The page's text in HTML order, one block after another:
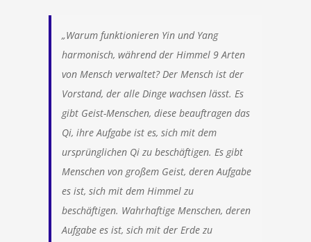
„Warum funktionieren Yin und Yang
harmonisch, während der Himmel 9 Arten
von Mensch verwaltet? Der Mensch ist der
Vorstand, der alle Dinge wachsen lässt. Es
gibt Geist-Menschen, diese beauftragen das
Qi, ihre Aufgabe ist es, sich mit dem
ursprünglichen Qi zu beschäftigen. Es gibt
Menschen von großem Geist, deren Aufgabe
es ist, sich mit dem Himmel zu
beschäftigen. Wahrhaftige Menschen, deren
Aufgabe es ist, sich mit der Erde zu